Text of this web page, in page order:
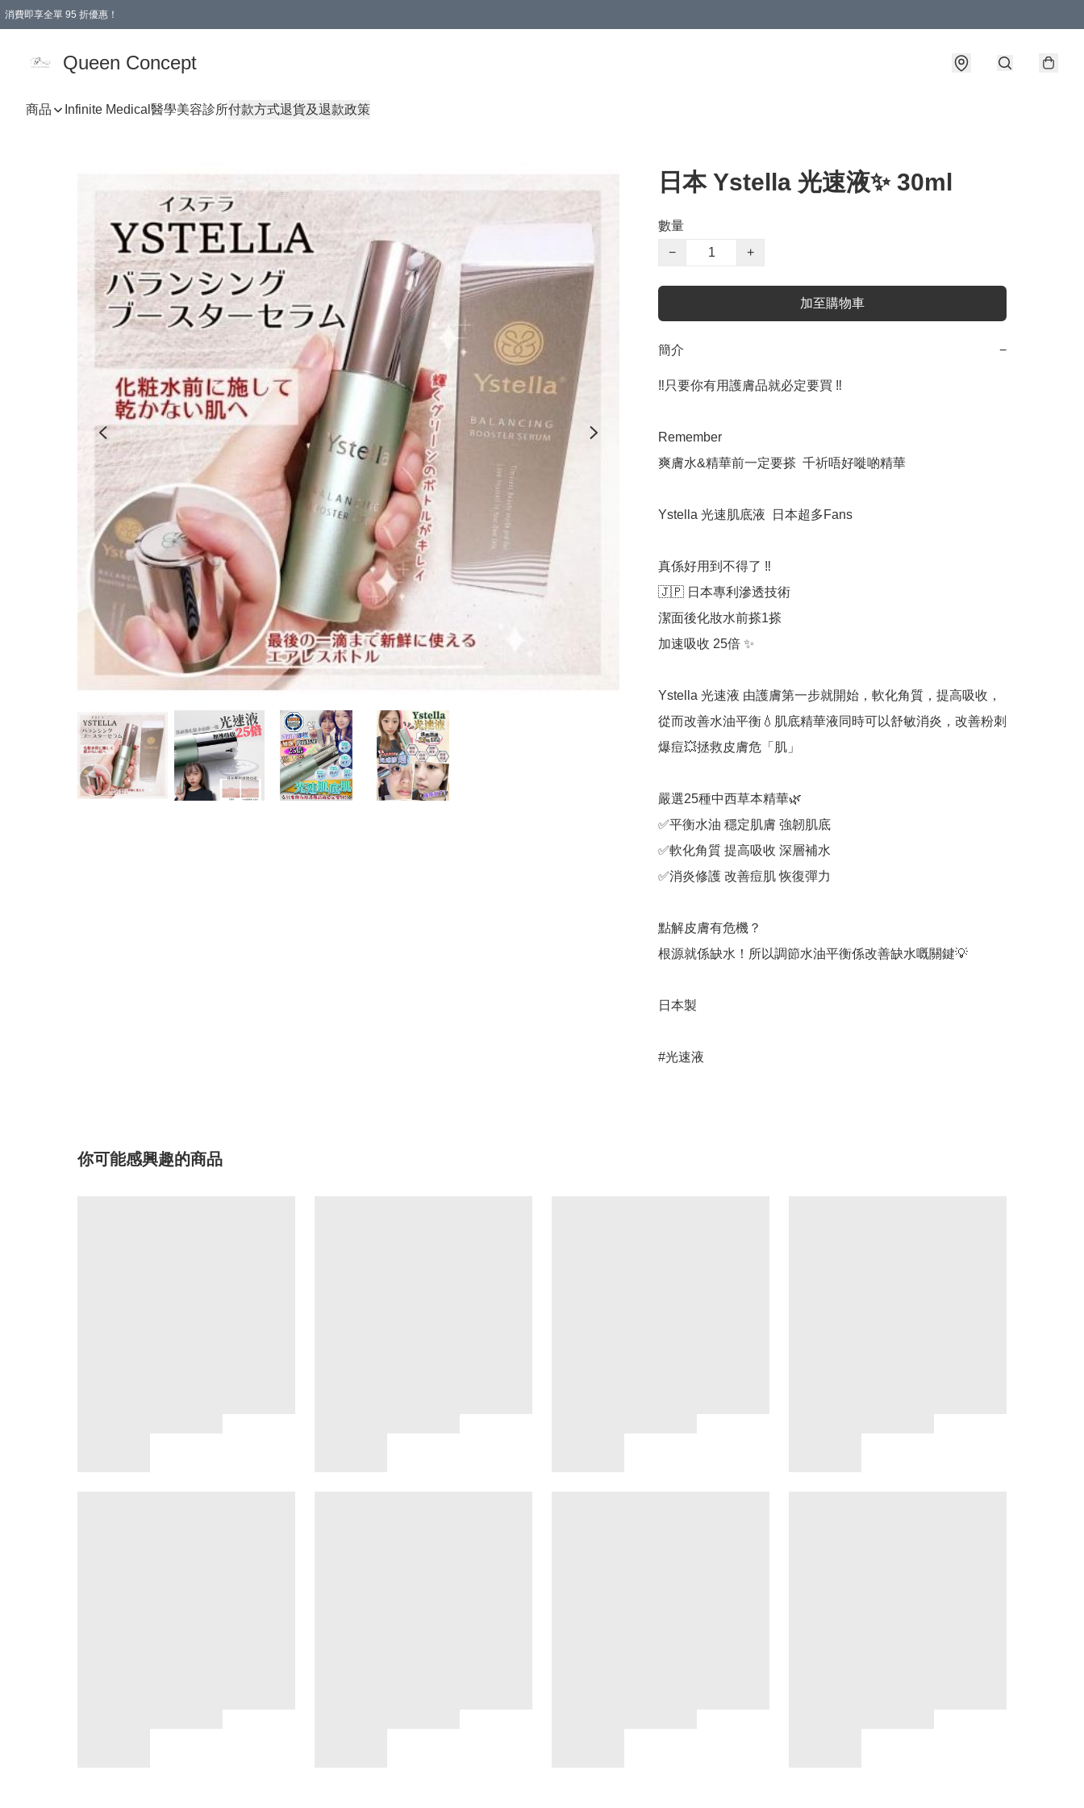
消費即享全單 95 折優惠！
Queen Concept
商品 Infinite Medical醫學美容診所付款方式退貨及退款政策
日本 Ystella 光速液✨ 30ml
數量
−
+
加至購物車
簡介 −
‼️只要你有用護膚品就必定要買 ‼️
Remember
爽膚水&精華前一定要搽  千祈唔好嘥啲精華
Ystella 光速肌底液  日本超多Fans
真係好用到不得了 ‼️
🇯🇵 日本專利滲透技術
潔面後化妝水前搽1搽
加速吸收 25倍 ✨
Ystella 光速液 由護膚第一步就開始，軟化角質，提高吸收，
從而改善水油平衡💧肌底精華液同時可以舒敏消炎，改善粉刺
爆痘💥拯救皮膚危「肌」
嚴選25種中西草本精華🌿
✅平衡水油 穩定肌膚 強韌肌底
✅軟化角質 提高吸收 深層補水
✅消炎修護 改善痘肌 恢復彈力
點解皮膚有危機？
根源就係缺水！所以調節水油平衡係改善缺水嘅關鍵💡
日本製
#光速液
你可能感興趣的商品